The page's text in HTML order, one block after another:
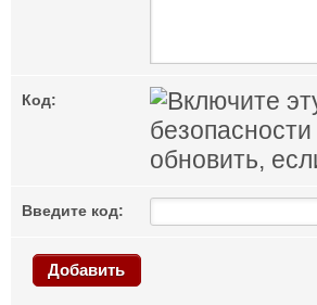
Код:
обновить,
Введите код:
Добавить